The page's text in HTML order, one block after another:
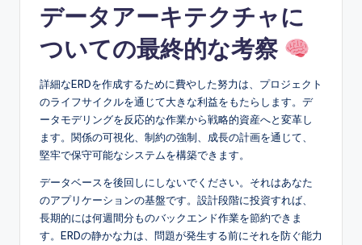
データアーキテクチャに
ついての最終的な考察
詳細なERDを作成するために費やした努力は、プロジェクト
のライフサイクルを通じて大きな利益をもたらします。デ
ータモデリングを反応的な作業から戦略的資産へと変革し
ます。関係の可視化、制約の強制、成長の計画を通じて、
堅牢で保守可能なシステムを構築できます。
データベースを後回しにしないでください。それはあなた
のアプリケーションの基盤です。設計段階に投資すれば、
長期的には何週間分ものバックエンド作業を節約できま
す。ERDの静かな力は、問題が発生する前にそれを防ぐ能力